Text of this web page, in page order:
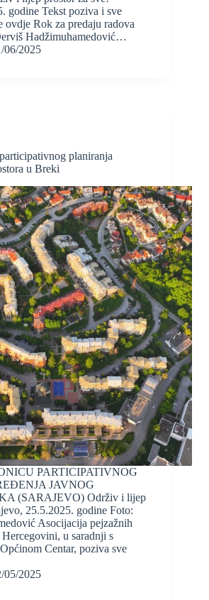
godine Tekst poziva i sve
ovdje Rok za predaju radova
Hadžimuhamedović…
06/2025
planiranja
u Breki
PARTICIPATIVNOG
JAVNOG
(SARAJEVO) Održiv i lijep
25.5.2025. godine Foto:
Asocijacija pejzažnih
u saradnji s
Centar, poziva sve
05/2025